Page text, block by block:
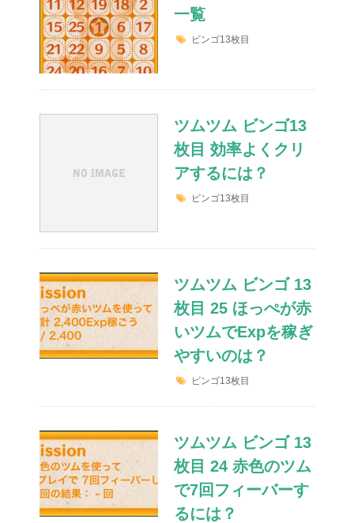
一覧
ビンゴ13枚目
ツムツム ビンゴ13
枚目 効率よくクリ
アするには？
ビンゴ13枚目
ツムツム ビンゴ 13
枚目 25 ほっぺが赤
いツムでExpを稼ぎ
やすいのは？
ビンゴ13枚目
ツムツム ビンゴ 13
枚目 24 赤色のツム
で7回フィーバーす
るには？